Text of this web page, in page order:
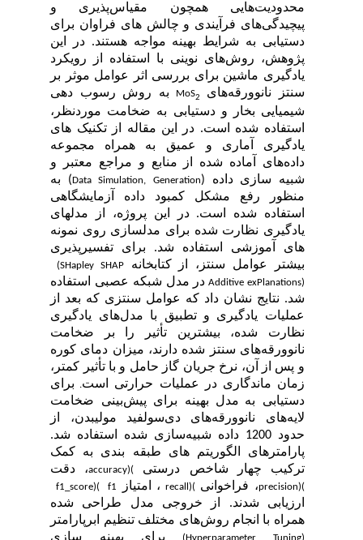
محدودیت‌هایی همچون مقیاس‌پذیری و
پیچیدگی‌های فرآیندی و چالش های فراوان برای
دستیابی به شرایط بهینه مواجه هستند. در این
پژوهش، روش‌های نوینی با استفاده از رویکرد
یادگیری ماشین برایبررسی اثرعوامل موثر بر
سنتز نانوورقه‌های
MoS 2 به روشرسوب دهی
شیمیایی بخار ودستیابی به ضخامت موردنظر،
استفاده شده است.در این مقاله از تکنیک های
یادگیری آماری و عمیق به همراه مجموعه
داده‌های آماده شده از منابع و مراجع معتبر و
شبیه سازی داده ( Data Simulation, Generation) به
منظور رفع مشکل کمبود داده آزمایشگاهی
استفاده شده است. در این پروژه، از مدلهای
یادگیری نظارت شده برای مدلسازی روی نمونه
های آموزشی استفاده شد. برای تفسیرپذیری
بیشتر عوامل سنتز، از کتابخانه SHAP
(SHapley
Additive exPlanations) در مدل شبکه عصبی استفاده
شد. نتایج نشان داد که عوامل سنتزی که بعد از
عملیات یادگیری و تطبیق با مدلهای یادگیری
نظارت شده،بیشترین تأثیر را بر ضخامت
نانوورقه‌های سنتز شده دارند، میزاندمای کوره
و پس از آن، نرخ جریان گاز حامل و با تأثیر کمتر،
زمان ماندگاری در عملیات حرارتی است. برای
دستیابی به مدل بهینه برای پیش‌بینی ضخامت
لایههای نانوورقههای دی‌سولفید مولیبدن، از
حدود 1200 داده‌ شبیه‌سازی شده استفاده شد.
پارامترهای الگوریتم های طبقه بندی به کمک
ترکیب چهار شاخص درستی
accuracy)، دقت
precision)، فراخوانی (
recall)، امتیاز f1_score)
ارزیابی شدند. از خروجی مدل طراحی شده
همراه با انجام روشهای مختلف تنظیم ابرپارامتر